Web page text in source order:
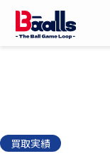
買取実績